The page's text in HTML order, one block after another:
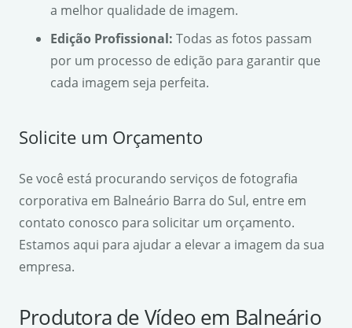
a melhor qualidade de imagem.
Edição Profissional: Todas as fotos passam
por um processo de edição para garantir que
cada imagem seja perfeita.
Solicite um Orçamento
Se você está procurando serviços de fotografia
corporativa em Balneário Barra do Sul, entre em
contato conosco para solicitar um orçamento.
Estamos aqui para ajudar a elevar a imagem da sua
empresa.
Produtora de Vídeo em Balneário